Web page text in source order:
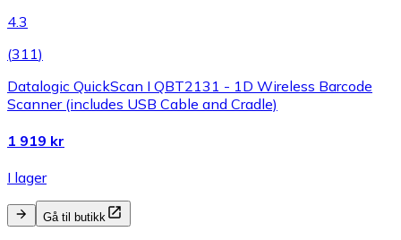
4.3
(311)
Datalogic QuickScan I QBT2131 - 1D Wireless Barcode
Scanner (includes USB Cable and Cradle)
1 919 kr
I lager
Gå til butikk